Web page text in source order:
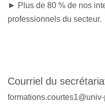
► Plus de 80 % de nos
professionnels du secteur.
Courriel du